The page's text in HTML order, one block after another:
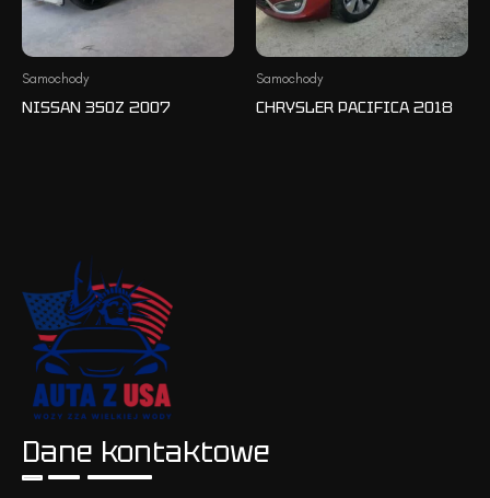
Samochody
NISSAN 350Z 2007
Samochody
CHRYSLER PACIFICA 2018
Dane kontaktowe